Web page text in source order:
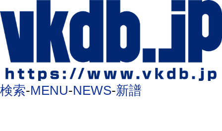
検索-MENU-NEWS-新譜